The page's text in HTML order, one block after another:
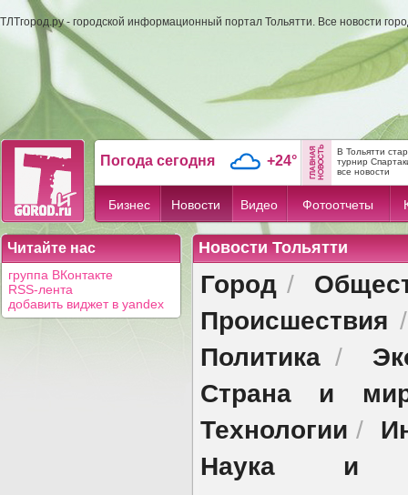
ТЛТгород.ру - городской информационный портал Тольятти. Все новости
Погода сегодня +24°
В Тольятти
турнир
все новости
Бизнес Новости Видео Фотоотчеты
Читайте нас
группа ВКонтакте
RSS-лента
добавить виджет в yandex
Новости Тольятти
Город /
Происшествия
Политика /
Страна и
Технологии /
Наука и